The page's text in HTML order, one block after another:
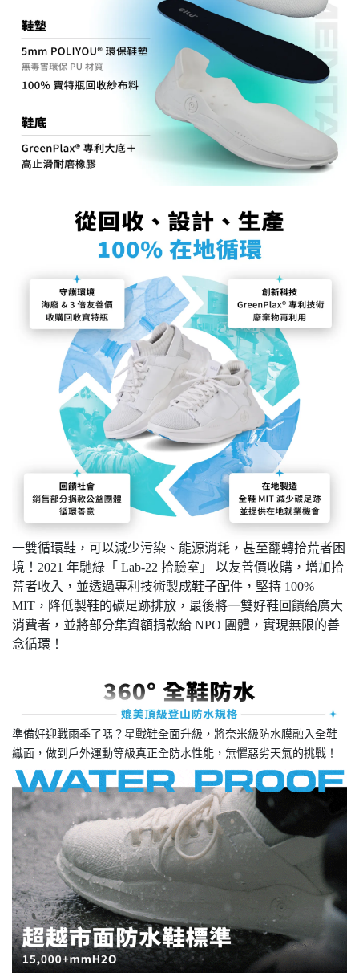
一雙循環鞋，可以減少污染、能源消耗，甚至翻轉拾荒者困
境！2021 年馳綠「 Lab-22 拾驗室」 以友善價收購，增加拾
荒者收入，並透過專利技術製成鞋子配件，堅持 100%
MIT，降低製鞋的碳足跡排放，最後將一雙好鞋回饋給廣大
消費者，並將部分集資額捐款給 NPO 團體，實現無限的善
念循環！
準備好迎戰雨季了嗎？星戰鞋全面升級，將奈米級防水膜融入全鞋
織面，做到戶外運動等級真正全防水性能，無懼惡劣天氣的挑戰！